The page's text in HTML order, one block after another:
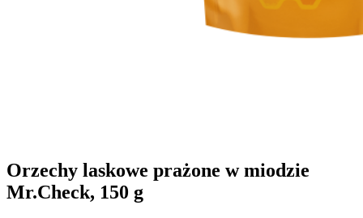
Orzechy laskowe prażone w miodzie
Mr.Check, 150 g